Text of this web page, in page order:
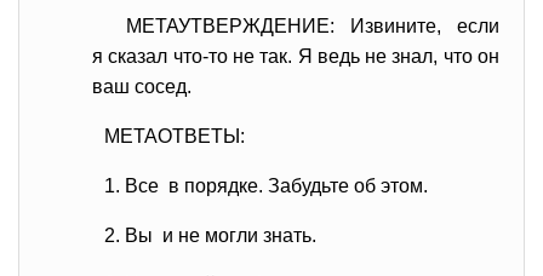
МЕТАУТВЕРЖДЕНИЕ: Извините, если
я сказал что-то не так. Я ведь не знал, что он
ваш сосед.
МЕТАОТВЕТЫ:
1. Все в порядке. Забудьте об этом.
2. Вы и не могли знать.